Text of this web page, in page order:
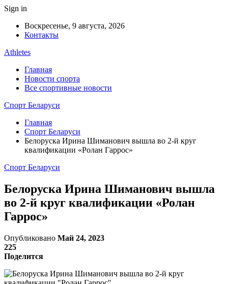
Sign in
Воскресенье, 9 августа, 2026
Контакты
Athletes
Главная
Новости спорта
Все спортивные новости
Спорт Беларуси
Главная
Спорт Беларуси
Белоруска Ирина Шиманович вышла во 2-й круг
квалификации «Ролан Гаррос»
Спорт Беларуси
Белоруска Ирина Шиманович вышла
во 2-й круг квалификации «Ролан
Гаррос»
Опубликовано Май 24, 2023
225
Поделится